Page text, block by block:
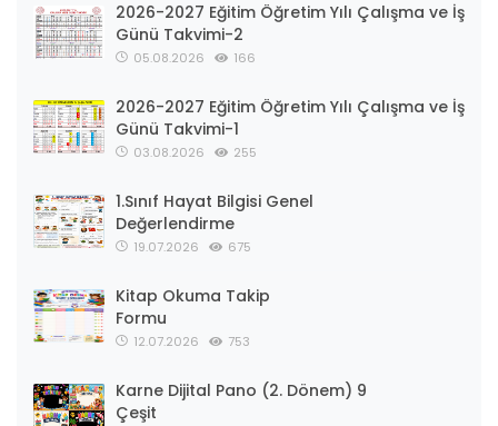
2026-2027 Eğitim Öğretim Yılı Çalışma ve İş
Günü Takvimi-2
05.08.2026 166
2026-2027 Eğitim Öğretim Yılı Çalışma ve İş
Günü Takvimi-1
03.08.2026 255
1.Sınıf Hayat Bilgisi Genel
Değerlendirme
19.07.2026 675
Kitap Okuma Takip
Formu
12.07.2026 753
Karne Dijital Pano (2. Dönem) 9
Çeşit